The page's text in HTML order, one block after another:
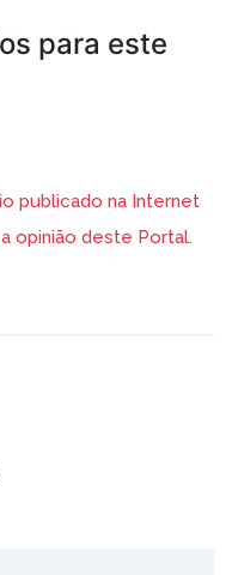
para este
publicado na Internet
opinião deste Portal.